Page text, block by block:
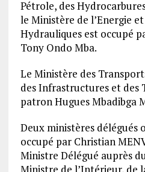
Pétrole, des
le Ministère de l’Energie
Hydrauliques est occupé
Tony Ondo Mba.
Le Ministère des
des Infrastructures et des
patron Hugues Mbadibga
Deux ministères délégués
occupé par Christian
Ministre Délégué auprès